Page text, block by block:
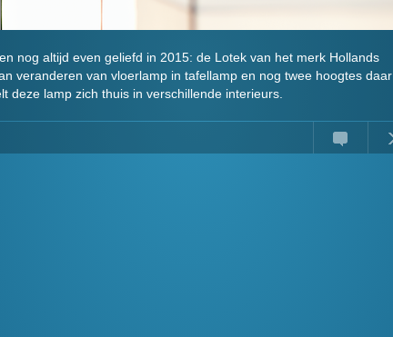
nog altijd even geliefd in 2015: de Lotek van het merk Hollands
veranderen van vloerlamp in tafellamp en nog twee hoogtes daar
deze lamp zich thuis in verschillende interieurs.